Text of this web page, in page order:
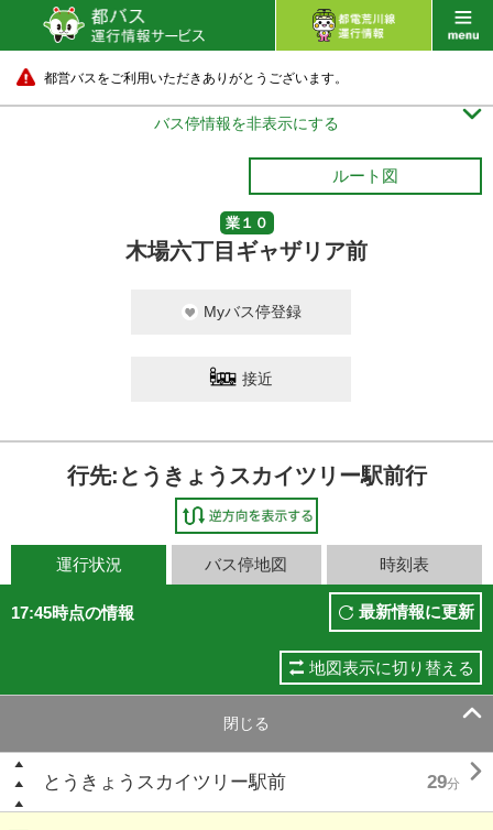
都営バスをご利用いただきありがとうございます。
バス停情報を非表示にする 
ルート図
業１０
木場六丁目ギャザリア前
Myバス停登録
接近
行先:とうきょうスカイツリー駅前行
運行状況 バス停地図 時刻表
17:45時点の情報 最新情報に更新
地図表示に切り替える
閉じる 
とうきょうスカイツリー駅前 29分 